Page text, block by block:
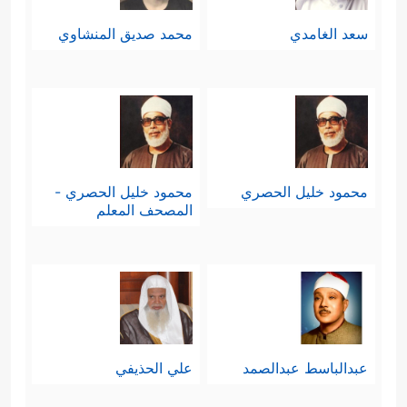
سعد الغامدي محمد صديق المنشاوي
محمود خليل الحصري
محمود خليل الحصري -
المصحف المعلم
عبدالباسط عبدالصمد علي الحذيفي